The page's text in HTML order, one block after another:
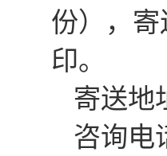
份），
印。
寄送地
咨询电